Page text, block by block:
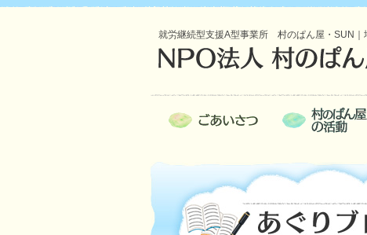
就労継続型支援A型事業所 村のぱん屋・SUN｜